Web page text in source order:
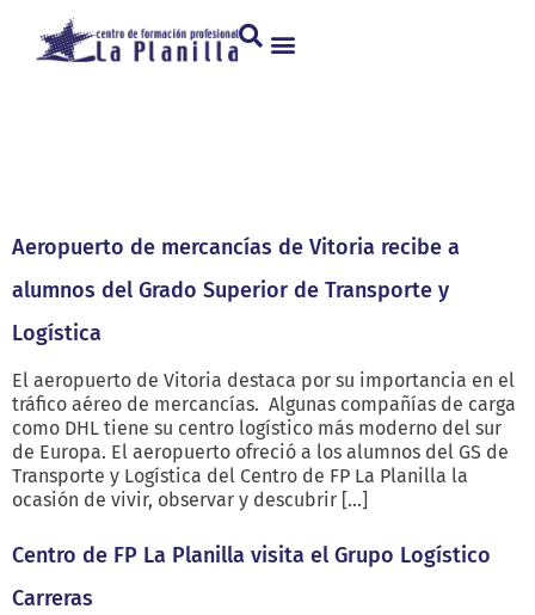
Aeropuerto de mercancías de Vitoria recibe a
alumnos del Grado Superior de Transporte y
Logística
El aeropuerto de Vitoria destaca por su importancia en el
tráfico aéreo de mercancías. Algunas compañías de carga
como DHL tiene su centro logístico más moderno del sur
de Europa. El aeropuerto ofreció a los alumnos del GS de
Transporte y Logística del Centro de FP La Planilla la
ocasión de vivir, observar y descubrir […]
Centro de FP La Planilla visita el Grupo Logístico
Carreras